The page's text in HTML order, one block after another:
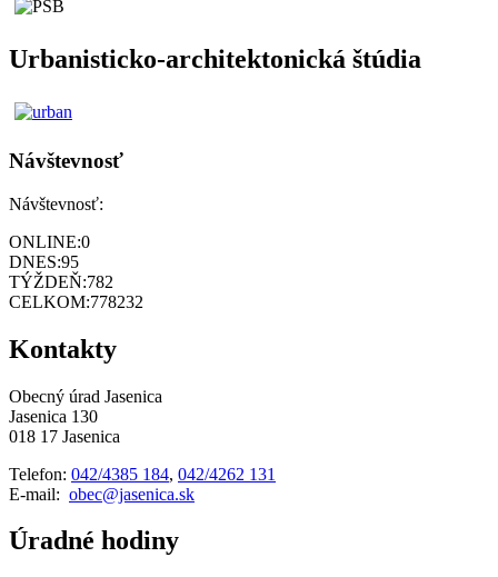
Urbanisticko-architektonická štúdia
Návštevnosť
Návštevnosť:
ONLINE:0
DNES:95
TÝŽDEŇ:782
CELKOM:778232
Kontakty
Obecný úrad Jasenica
Jasenica 130
018 17 Jasenica
Telefon: 042/4385 184, 042/4262 131
E-mail: obec@jasenica.sk
Úradné hodiny